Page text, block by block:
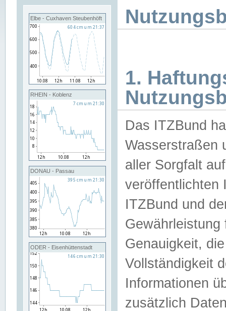
Elbe - Cuxhaven Steubenhöft
RHEIN - Koblenz
DONAU - Passau
ODER - Eisenhüttenstadt
1.
Das ITZBund
Wasserstraßen
aller Sorgfalt
veröffentlichten
ITZBund und
Genauigkeit,
Vollständigkeit
Informationen
zusätzlich